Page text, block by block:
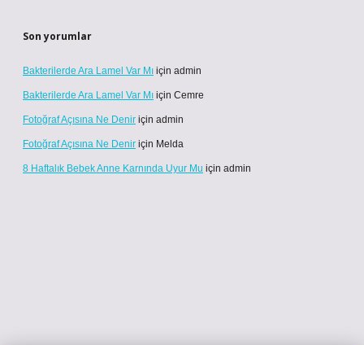
Son yorumlar
Bakterilerde Ara Lamel Var Mı için admin
Bakterilerde Ara Lamel Var Mı için Cemre
Fotoğraf Açısına Ne Denir için admin
Fotoğraf Açısına Ne Denir için Melda
8 Haftalık Bebek Anne Karnında Uyur Mu için admin